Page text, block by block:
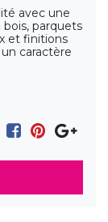
avec une
parquets
et finitions
caractère